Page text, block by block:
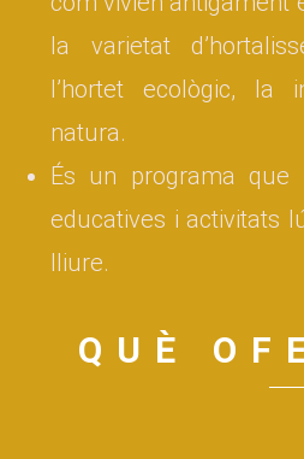
la varietat
l’hortet ecològic, la
natura.
És un programa que
educatives i activitats
lliure.
QUÈ